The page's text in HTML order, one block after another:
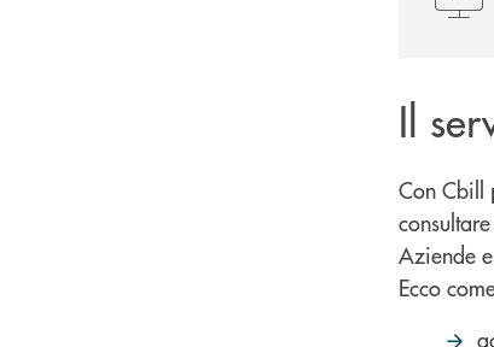
Il
Con Cbill
Aziende
Ecco